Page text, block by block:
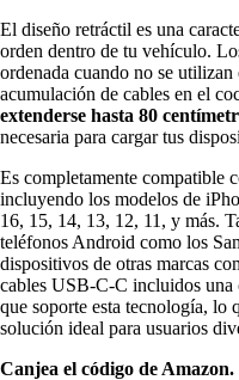
El diseño retráctil es una
orden dentro de tu vehículo.
ordenada cuando no se
acumulación de cables en el
extenderse hasta 80
necesaria para cargar tus
Es completamente compatible
incluyendo los modelos de
16, 15, 14, 13, 12, 11, y más.
teléfonos Android como los
dispositivos de otras marcas
cables USB-C-C incluidos una
que soporte esta tecnología, lo
solución ideal para usuarios
Canjea el código de Amazon.